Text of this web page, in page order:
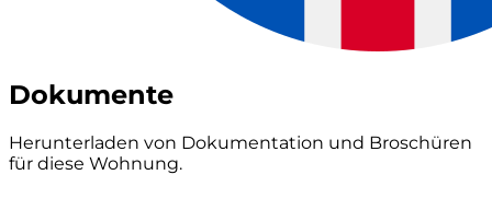
Dokumente
Herunterladen von Dokumentation und Broschüren
für diese Wohnung.